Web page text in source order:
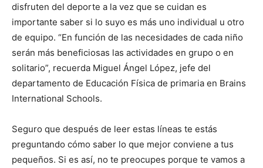
disfruten del deporte a la vez que se cuidan es
importante saber si lo suyo es más uno individual u otro
de equipo. “En función de las necesidades de cada niño
serán más beneficiosas las actividades en grupo o en
solitario”, recuerda Miguel Ángel López, jefe del
departamento de Educación Física de primaria en Brains
International Schools.
Seguro que después de leer estas líneas te estás
preguntando cómo saber lo que mejor conviene a tus
pequeños. Si es así, no te preocupes porque te vamos a